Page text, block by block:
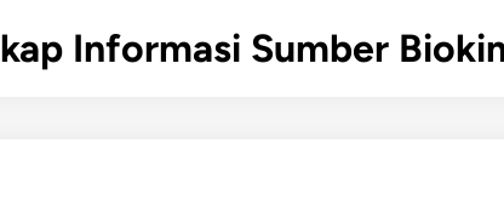
Informasi Sumber